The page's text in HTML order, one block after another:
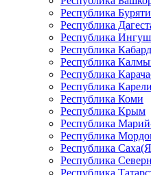
Республика
Республика
Республика
Республика
Республика
Республика
Республика
Республика Коми
Республика Крым
Республика
Республика
Республика
Республика
Республика